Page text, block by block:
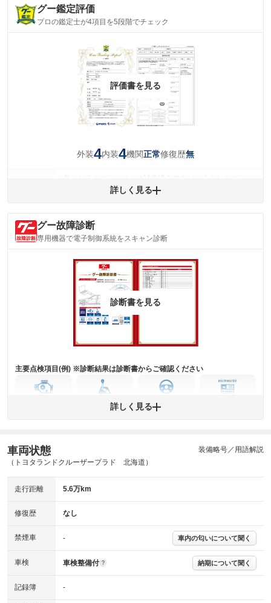
グー鑑定評価
プロの鑑定士が4項目を5段階でチェック
評価書を見る
外装4内装4機関正常修復歴無
コミが残っています。
内装
(内装状態)
気になる汚れ等が、部分的にあります。
詳細は鑑定書をご確認ください。
※グー鑑定は保証サービスではございません。購入時は必ず現車をご確認
※実際にお渡しするコンディションチェックシートにつきましては、形式
※グー鑑定の評価はあくまでも記載している鑑定日の鑑定結果となりま
詳しく見る
グー故障診断
専用機器で電子制御系統をスキャン診断
診断書を見る
主要点検項目(例) ※診断結果は診断書からご確認ください
ミッション
ステアリング
ABS その他
※グー故障診断は保証サービスではございません。購入時は必ず現車をご
※実際にお渡しする故障診断書につきましては、形式および表示項目が異
※グー故障診断書はあくまでも実施時点での診断結果となります。将来に
わたり車両状態を担保するものではありませんので、車両情報等の詳細は
詳しく見る
車両状態
（トヨタランドクルーザープラド 北海道）
装備略号／用語解説
走行距離 5.6万km
修復歴 なし
禁煙車 - 車内の匂いについて聞く
車検 車検整備付 ? 納期について聞く
記録簿 -